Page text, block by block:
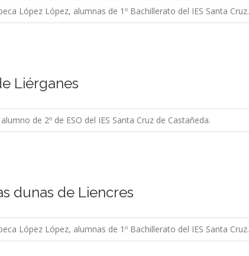
López López, alumnas de 1º Bachillerato del IES Santa Cruz.
Liérganes
de 2º de ESO del IES Santa Cruz de Castañeda.
dunas de Liencres
López López, alumnas de 1º Bachillerato del IES Santa Cruz.